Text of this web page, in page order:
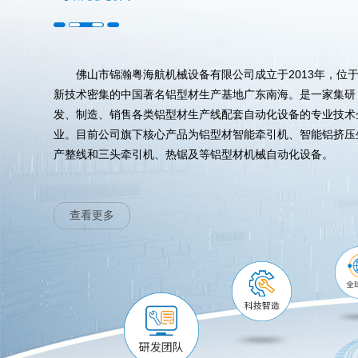
佛山市锦瀚粤海航机械设备有限公司成立于2013年，位
新技术密集的中国著名铝型材生产基地广东南海。是一家集研
发、制造、销售各类铝型材生产线配套自动化设备的专业技术
业。目前公司旗下核心产品为铝型材智能牵引机、智能铝挤压
产整线和三头牵引机、热锯及等铝型材机械自动化设备。
查看更多